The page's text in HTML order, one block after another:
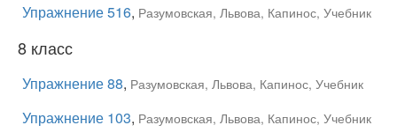
Упражнение 516, Разумовская, Львова, Капинос, Учебник
8 класс
Упражнение 88, Разумовская, Львова, Капинос, Учебник
Упражнение 103, Разумовская, Львова, Капинос, Учебник